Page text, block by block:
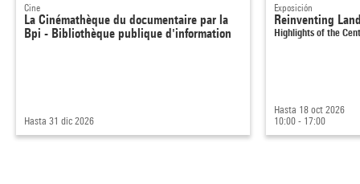
Cine
La Cinémathèque du documentaire par la
Bpi - Bibliothèque publique d'information
Hasta 31 dic 2026
Exposición
Reinventing
Highlights of the
Hasta 18 oct 2026
10:00 - 17:00